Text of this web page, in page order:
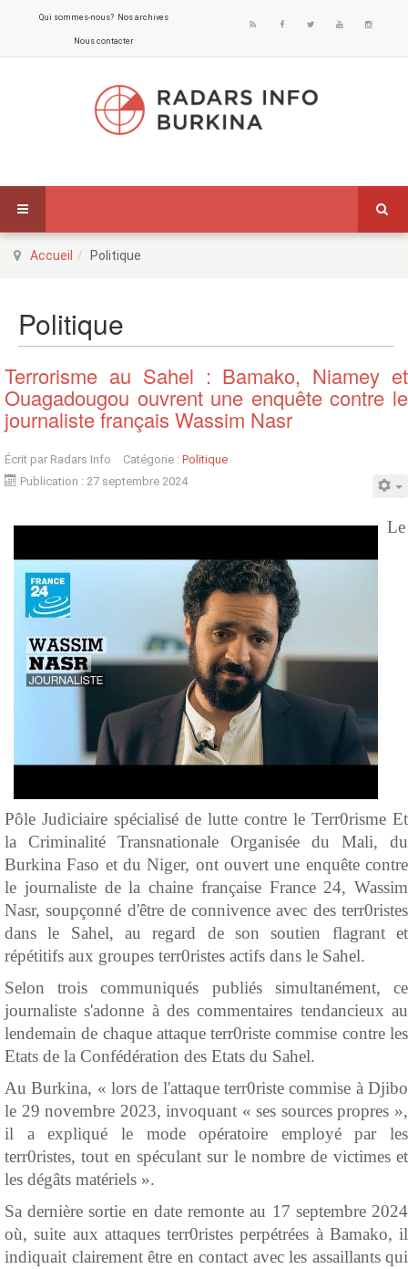
Qui sommes-nous? Nos archives
Nous contacter
Accueil Politique
Politique
Terrorisme au Sahel : Bamako, Niamey et
Ouagadougou ouvrent une enquête contre le
journaliste français Wassim Nasr
Écrit par Radars Info Catégorie : Politique
Publication : 27 septembre 2024
Le
Pôle Judiciaire spécialisé de lutte contre le Terr0risme Et
la Criminalité Transnationale Organisée du Mali, du
Burkina Faso et du Niger, ont ouvert une enquête contre
le journaliste de la chaine française France 24, Wassim
Nasr, soupçonné d'être de connivence avec des terr0ristes
dans le Sahel, au regard de son soutien flagrant et
répétitifs aux groupes terr0ristes actifs dans le Sahel.
Selon trois communiqués publiés simultanément, ce
journaliste s'adonne à des commentaires tendancieux au
lendemain de chaque attaque terr0riste commise contre les
Etats de la Confédération des Etats du Sahel.
Au Burkina, « lors de l'attaque terr0riste commise à Djibo
le 29 novembre 2023, invoquant « ses sources propres »,
il a expliqué le mode opératoire employé par les
terr0ristes, tout en spéculant sur le nombre de victimes et
les dégâts matériels ».
Sa dernière sortie en date remonte au 17 septembre 2024
où, suite aux attaques terr0ristes perpétrées à Bamako, il
indiquait clairement être en contact avec les assaillants qui